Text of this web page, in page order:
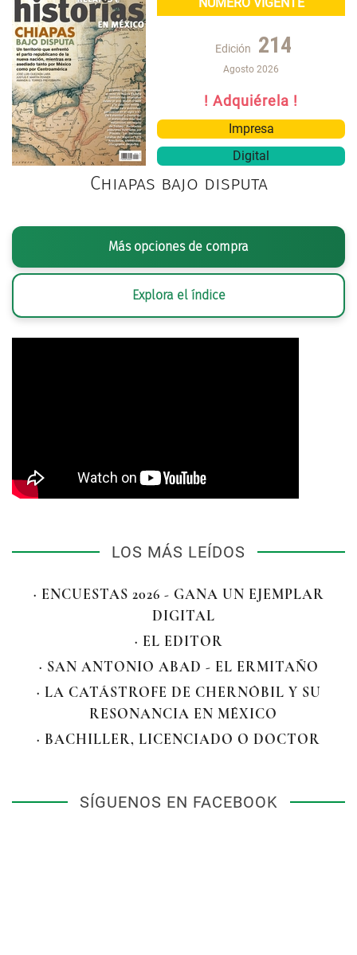
Edición 214
Agosto 2026
! Adquiérela !
Impresa
Digital
Chiapas bajo disputa
Más opciones de compra
Explora el índice
LOS MÁS LEÍDOS
· ENCUESTAS 2026 - GANA UN EJEMPLAR
DIGITAL
· EL EDITOR
· SAN ANTONIO ABAD - EL ERMITAÑO
· LA CATÁSTROFE DE CHERNÓBIL Y SU
RESONANCIA EN MÉXICO
· BACHILLER, LICENCIADO O DOCTOR
SÍGUENOS EN FACEBOOK